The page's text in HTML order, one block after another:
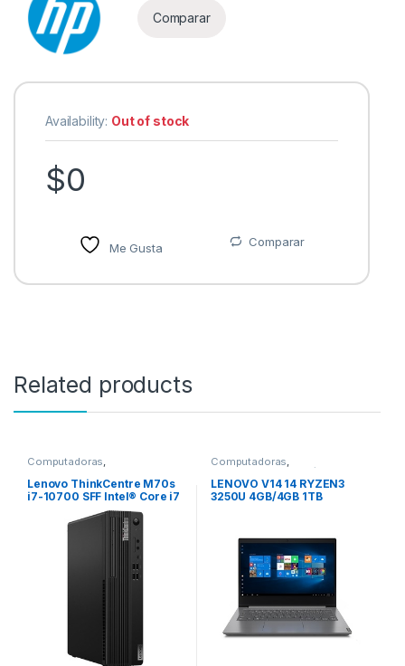
Comparar
Availability: Out of stock
$0
Me Gusta Comparar
Related products
Computadoras,
Computadoras de Escritorio
Lenovo ThinkCentre M70s
i7-10700 SFF Intel® Core i7
8 GB DDR4-SDRAM 256 GB
SSD Windows 11 Pro PC
Negro 256GB SSD M.2 WIFI
Computadoras,
Computadoras Portátiles
LENOVO V14 14 RYZEN3
3250U 4GB/4GB 1TB